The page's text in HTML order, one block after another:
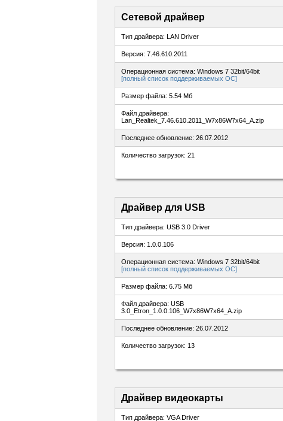
Сетевой драйвер
Тип драйвера: LAN Driver
Версия: 7.46.610.2011
Операционная система: Windows 7 32bit/64bit
[полный список поддерживаемых ОС]
Размер файла: 5.54 Мб
Файл драйвера:
Lan_Realtek_7.46.610.2011_W7x86W7x64_A.zip
Последнее обновление: 26.07.2012
Количество загрузок: 21
Драйвер для USB
Тип драйвера: USB 3.0 Driver
Версия: 1.0.0.106
Операционная система: Windows 7 32bit/64bit
[полный список поддерживаемых ОС]
Размер файла: 6.75 Мб
Файл драйвера: USB
3.0_Etron_1.0.0.106_W7x86W7x64_A.zip
Последнее обновление: 26.07.2012
Количество загрузок: 13
Драйвер видеокарты
Тип драйвера: VGA Driver